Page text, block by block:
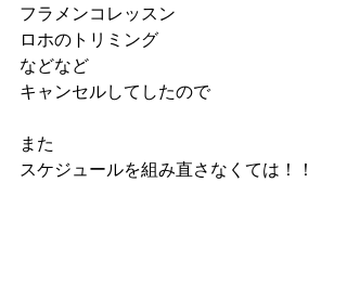
フラメンコレッスン
ロホのトリミング
などなど
キャンセルしてしたので
また
スケジュールを組み直さなくては！！